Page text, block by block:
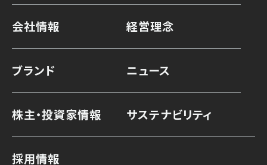
会社情報 経営理念
ブランド ニュース
株主・投資家情報 サステナビリティ
採用情報